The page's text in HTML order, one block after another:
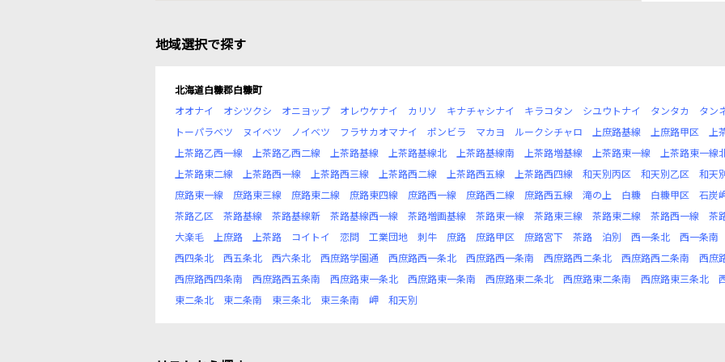
地域選択で探す
北海道白糠郡白糠町
オオナイ
オシツクシ オニヨップ オレウケナイ カリソ キナチャシナイ キラコタン シユウトナイ タンタカ
タン
トーパラベツ
ヌイベツ ノイベツ フラサカオマナイ ポンビラ マカヨ ルークシチャロ 上庶路基線 上庶路甲区
上
上茶路乙西一線
上茶路乙西二線 上茶路基線 上茶路基線北 上茶路基線南 上茶路増基線 上茶路東一線
上茶路東一線
上茶路東二線
上茶路西一線 上茶路西三線 上茶路西二線 上茶路西五線 上茶路西四線 和天別丙区 和天別乙区
和天
庶路東一線
庶路東三線 庶路東二線 庶路東四線 庶路西一線 庶路西二線 庶路西五線 滝の上 白糠 白糠甲区
石炭
茶路乙区
茶路基線 茶路基線新 茶路基線西一線 茶路増画基線 茶路東一線 茶路東三線 茶路東二線 茶路西一線
茶
大楽毛
上庶路 上茶路 コイトイ 恋問 工業団地 刺牛 庶路 庶路甲区 庶路宮下 茶路 泊別 西一条北
西一条南
西四条北
西五条北 西六条北 西庶路学園通 西庶路西一条北 西庶路西一条南 西庶路西二条北 西庶路西二条南
西庶
西庶路西四条南
西庶路西五条南 西庶路東一条北 西庶路東一条南 西庶路東二条北 西庶路東二条南 西庶路東三条北
東二条北
東二条南 東三条北 東三条南 岬 和天別